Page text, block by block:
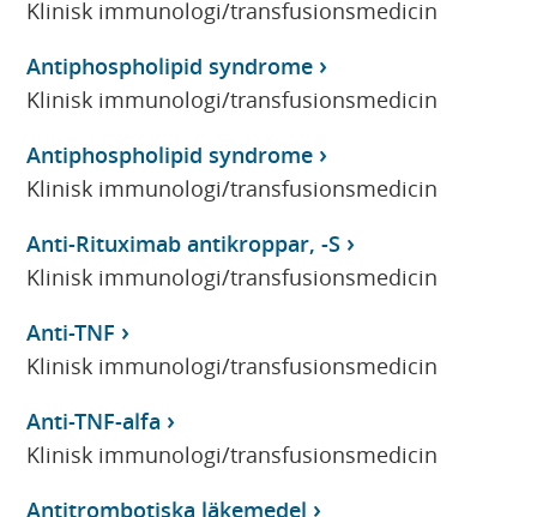
Klinisk immunologi/transfusionsmedicin
Antiphospholipid syndrome
Klinisk immunologi/transfusionsmedicin
Antiphospholipid syndrome
Klinisk immunologi/transfusionsmedicin
Anti-Rituximab antikroppar, -S
Klinisk immunologi/transfusionsmedicin
Anti-TNF
Klinisk immunologi/transfusionsmedicin
Anti-TNF-alfa
Klinisk immunologi/transfusionsmedicin
Antitrombotiska läkemedel